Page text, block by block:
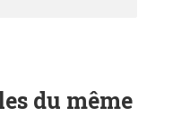
du même